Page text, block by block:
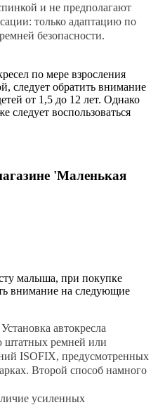
и не предполагают
только адаптацию по
безопасности.
по мере взросления
следует обратить внимание
от 1,5 до 12 лет. Однако
следует воспользоваться
'Маленькая
малыша, при покупке
внимание на следующие
автокресла
ремней или
ISOFIX, предусмотренных
Второй способ намного
усиленных